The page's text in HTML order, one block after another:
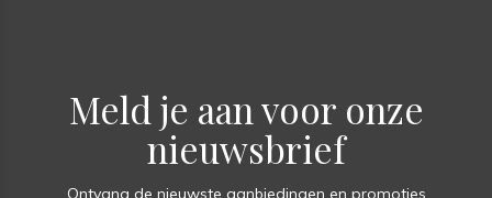
Meld je aan voor onze
nieuwsbrief
Ontvang de nieuwste aanbiedingen en promoties